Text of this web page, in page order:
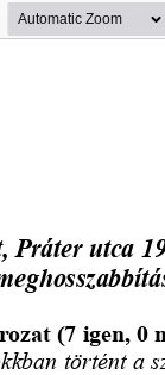
utca
(7 igen, 0
történt a